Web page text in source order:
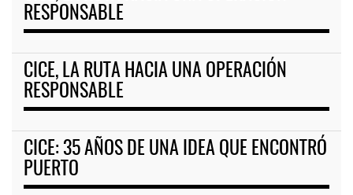
RESPONSABLE
CICE, LA RUTA HACIA UNA OPERACIÓN
RESPONSABLE
CICE: 35 AÑOS DE UNA IDEA QUE ENCONTRÓ
PUERTO